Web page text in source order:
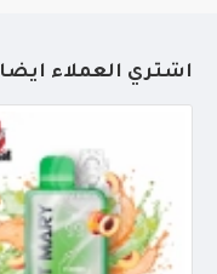
أشتري العملاء أيضاً